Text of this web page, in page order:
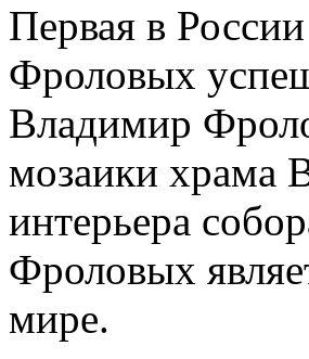
Первая в
Фроловых
Владимир
мозаики храма
интерьера
Фроловых
мире.